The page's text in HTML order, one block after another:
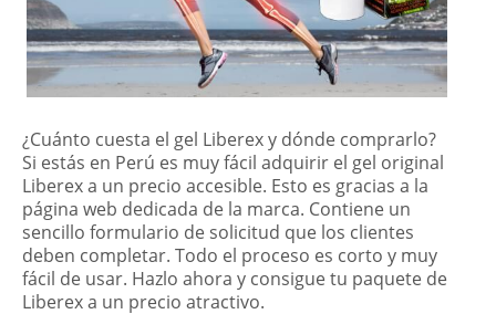
¿Cuánto cuesta el gel Liberex y dónde comprarlo?
Si estás en Perú es muy fácil adquirir el gel original
Liberex a un precio accesible. Esto es gracias a la
página web dedicada de la marca. Contiene un
sencillo formulario de solicitud que los clientes
deben completar. Todo el proceso es corto y muy
fácil de usar. Hazlo ahora y consigue tu paquete de
Liberex a un precio atractivo.